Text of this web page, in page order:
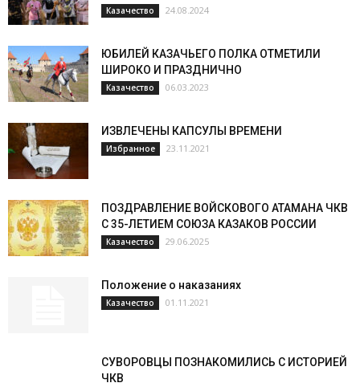
Казачество 24.08.2024
ЮБИЛЕЙ КАЗАЧЬЕГО ПОЛКА ОТМЕТИЛИ
ШИРОКО И ПРАЗДНИЧНО
Казачество 06.03.2023
ИЗВЛЕЧЕНЫ КАПСУЛЫ ВРЕМЕНИ
Избранное 23.11.2021
ПОЗДРАВЛЕНИЕ ВОЙСКОВОГО АТАМАНА ЧКВ
С 35-ЛЕТИЕМ СОЮЗА КАЗАКОВ РОССИИ
Казачество 29.06.2025
Положение о наказаниях
Казачество 01.11.2021
СУВОРОВЦЫ ПОЗНАКОМИЛИСЬ С ИСТОРИЕЙ
ЧКВ